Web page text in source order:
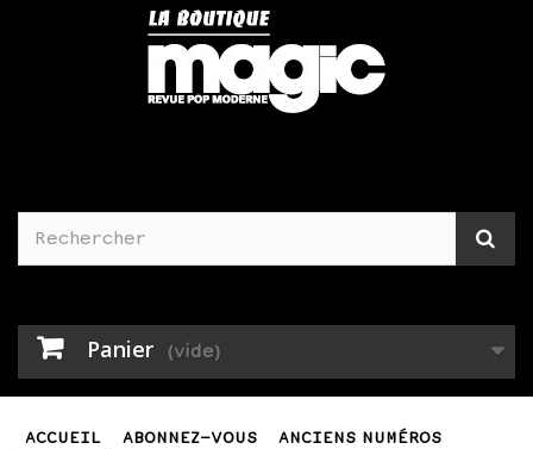
Panier (vide)
ACCUEIL ABONNEZ-VOUS
ANCIENS NUMÉROS